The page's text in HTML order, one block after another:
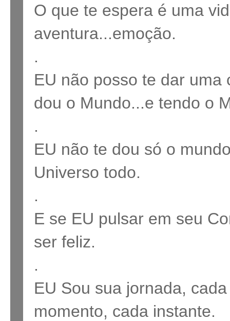
O que te espera é uma
aventura...emoção.
.
EU não posso te dar
dou o Mundo...e tendo o
.
EU não te dou só o
Universo todo.
.
E se EU pulsar em seu
ser feliz.
.
EU Sou sua jornada,
momento, cada instante.